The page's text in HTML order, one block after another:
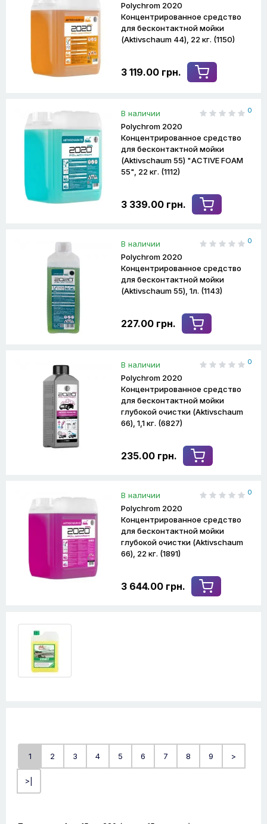
Polychrom 2020
Концентрированное средство
для бесконтактной мойки
(Aktivschaum 44), 22 кг. (1150)
3 119.00 грн.
В наличии 0
Polychrom 2020
Концентрированное средство
для бесконтактной мойки
(Aktivschaum 55) "ACTIVE FOAM
55", 22 кг. (1112)
3 339.00 грн.
В наличии 0
Polychrom 2020
Концентрированное средство
для бесконтактной мойки
(Aktivschaum 55), 1л. (1143)
227.00 грн.
В наличии 0
Polychrom 2020
Концентрированное средство
для бесконтактной мойки
глубокой очистки (Aktivschaum
66), 1,1 кг. (6827)
235.00 грн.
В наличии 0
Polychrom 2020
Концентрированное средство
для бесконтактной мойки
глубокой очистки (Aktivschaum
66), 22 кг. (1891)
3 644.00 грн.
1 2 3 4 5 6 7 8 9 >
>|